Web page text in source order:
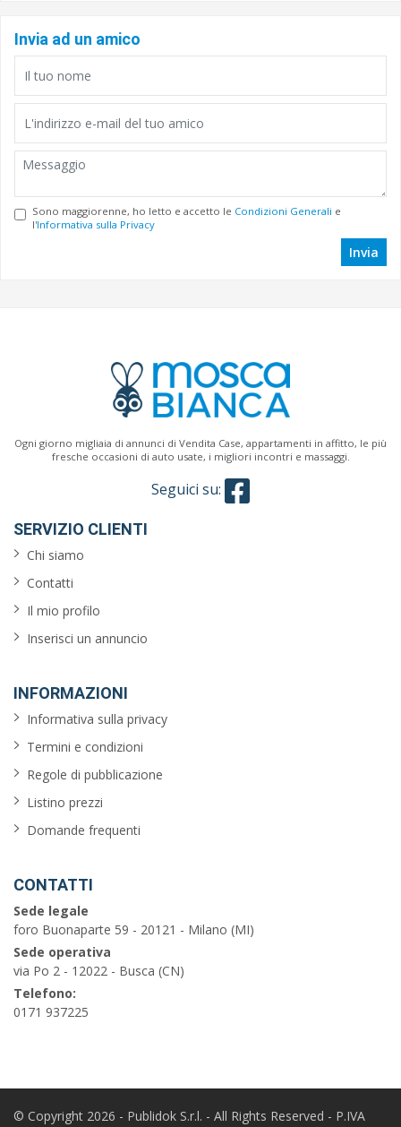
Invia ad un amico
Sono maggiorenne, ho letto e accetto le Condizioni Generali e
l'Informativa sulla Privacy
Invia
Ogni giorno migliaia di annunci di Vendita Case, appartamenti in affitto, le più
fresche occasioni di auto usate, i migliori incontri e massaggi.
Seguici su:
SERVIZIO CLIENTI
Chi siamo
Contatti
Il mio profilo
Inserisci un annuncio
INFORMAZIONI
Informativa sulla privacy
Termini e condizioni
Regole di pubblicazione
Listino prezzi
Domande frequenti
CONTATTI
Sede legale
foro Buonaparte 59 - 20121 - Milano (MI)
Sede operativa
via Po 2 - 12022 - Busca (CN)
Telefono:
0171 937225
© Copyright 2026 - Publidok S.r.l. - All Rights Reserved - P.IVA